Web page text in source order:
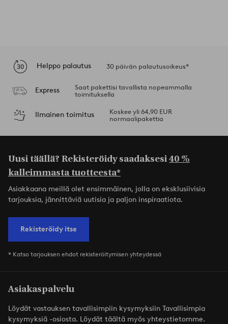
Helppo palautus 30 päivän palautusoikeus*
Express
Saat pakettisi tavallista nopeammalla
toimituksella
Ilmainen toimitus
Koskee yli 64,90 EUR
normaalipakettia
Uusi täällä? Rekisteröidy saadaksesi40 %
kalleimmasta tuotteesta*
Asiakkaana meillä olet ensimmäinen, jolla on eksklusiivisia
tarjouksia, jännittäviä uutisia ja paljon inspiraatiota.
Rekisteröidy itse
* Katso tarjouksen ehdot rekisteröitymisen yhteydessä
Asiakaspalvelu
Löydät vastauksen tavallisimpiin kysymyksiin Tavallisimpia
kysymyksiä -osiosta. Löydät täältä myös yhteystietomme.